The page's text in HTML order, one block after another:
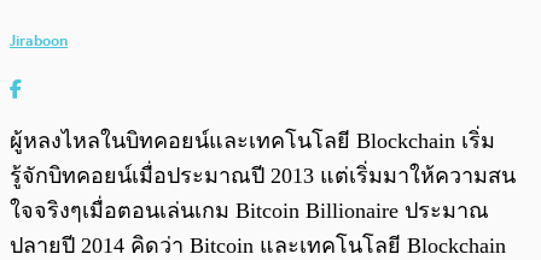
Jiraboon
ผู้หลงไหลในบิทคอยน์และเทคโนโลยี Blockchain เริ่ม
รู้จักบิทคอยน์เมื่อประมาณปี 2013 แต่เริ่มมาให้ความสน
ใจจริงๆเมื่อตอนเล่นเกม Bitcoin Billionaire ประมาณ
ปลายปี 2014 คิดว่า Bitcoin และเทคโนโลยี Blockchain